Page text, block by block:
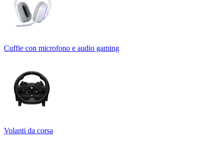
Cuffie con microfono e audio gaming
Volanti da corsa